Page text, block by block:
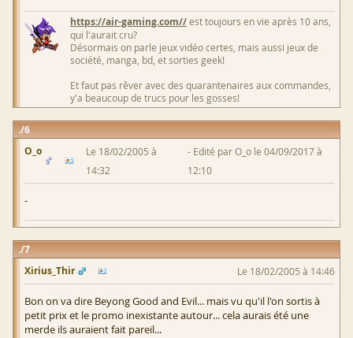
https://air-gaming.com//est toujours en vie après 10 ans,
qui l'aurait cru?
Désormais on parle jeux vidéo certes, mais aussi jeux de
société, manga, bd, et sorties geek!
Et faut pas rêver avec des quarantenaires aux commandes,
y'a beaucoup de trucs pour les gosses!
6
O_o
Le 18/02/2005 à
14:32
Edité par O_o le 04/09/2017 à
12:10
-
7
Xirius_Thir
Le 18/02/2005 à 14:46
Bon on va dire Beyong Good and Evil... mais vu qu'il l'on sortis à
petit prix et le promo inexistante autour... cela aurais été une
merde ils auraient fait pareil...